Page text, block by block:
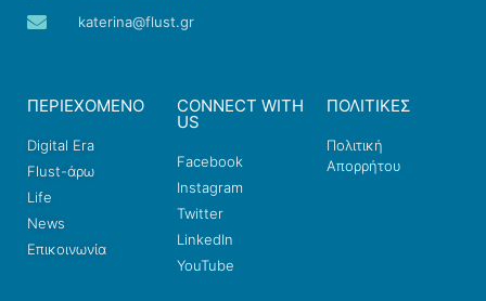
katerina@flust.gr
ΠΕΡΙΕΧΟΜΕΝΟ
Digital Era
Flust-άρω
Life
News
Επικοινωνία
CONNECT WITH
US
Facebook
Instagram
Twitter
LinkedIn
YouTube
ΠΟΛΙΤΙΚΕΣ
Πολιτική
Απορρήτου